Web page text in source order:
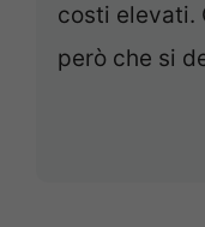
costi elevati.
però che si